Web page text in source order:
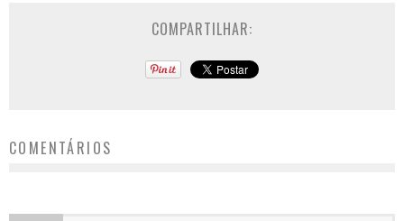
COMPARTILHAR:
COMENTÁRIOS